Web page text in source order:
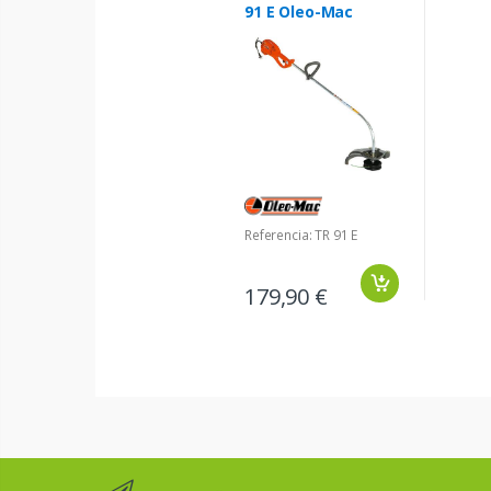
91 E Oleo-Mac
Referencia: TR 91 E
179,90 €